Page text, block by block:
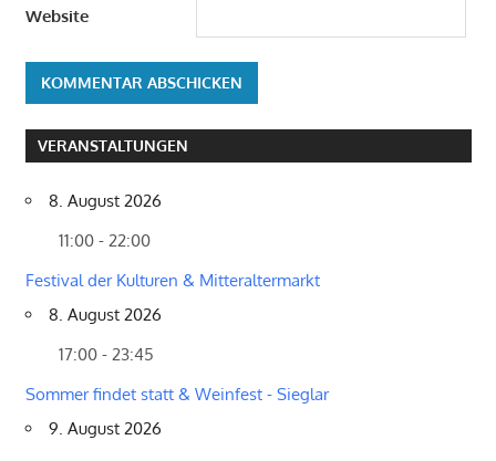
Website
VERANSTALTUNGEN
8. August 2026
11:00 - 22:00
Festival der Kulturen & Mitteraltermarkt
8. August 2026
17:00 - 23:45
Sommer findet statt & Weinfest - Sieglar
9. August 2026